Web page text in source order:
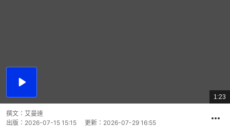
播
總
共
1:23
撰文： 艾曼達
出版： 2026-07-15 15:15 更新： 2026-07-29 16:55